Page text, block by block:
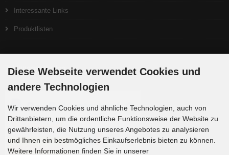
Interessante Links
Produktlisten
Zahlungsmethoden
Diese Webseite verwendet Cookies und
andere Technologien
Wir verwenden Cookies und ähnliche Technologien, auch von
Drittanbietern, um die ordentliche Funktionsweise der Website zu
gewährleisten, die Nutzung unseres Angebotes zu analysieren
und Ihnen ein bestmögliches Einkaufserlebnis bieten zu können.
Weitere Informationen finden Sie in unserer